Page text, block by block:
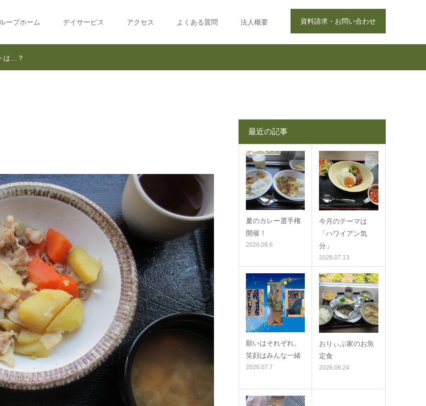
資料請求・お問い合わせ
ープホーム デイサービス アクセス よくある質問 法人概要
は…？
最近の記事
夏のカレー選手権
開催！
2026.08.6
今月のテーマは
「ハワイアン気
分」
2026.07.13
願いはそれぞれ。
笑顔はみんな一緒
2026.07.7
おりぃぶ家のお魚
定食
2026.06.24